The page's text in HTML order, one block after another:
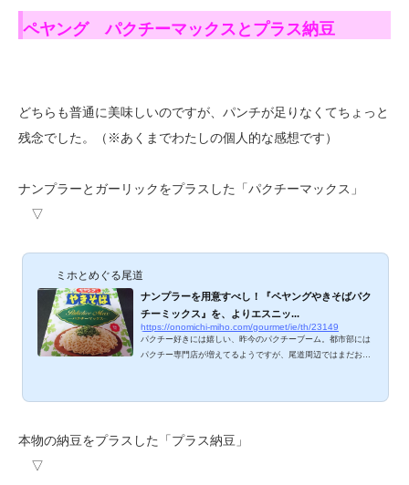
ペヤング パクチーマックスとプラス納豆
どちらも普通に美味しいのですが、パンチが足りなくてちょっと
残念でした。（※あくまでわたしの個人的な感想です）
ナンプラーとガーリックをプラスした「パクチーマックス」
▽
ミホとめぐる尾道
ナンプラーを用意すべし！『ペヤングやきそばパク
チーミックス』を、よりエスニッ...
https://onomichi-miho.com/gourmet/ie/th/23149
パクチー好きには嬉しい、昨今のパクチーブーム。都市部には
パクチー専門店が増えてるようですが、尾道周辺ではまだお目
連商品も続々登場するし、心が浮きたつ瞬間が多いのは確か。
クチーの絵柄と「Pakchee Max」に魅かれるパッケージ。当然
本物の納豆をプラスした「プラス納豆」
▽